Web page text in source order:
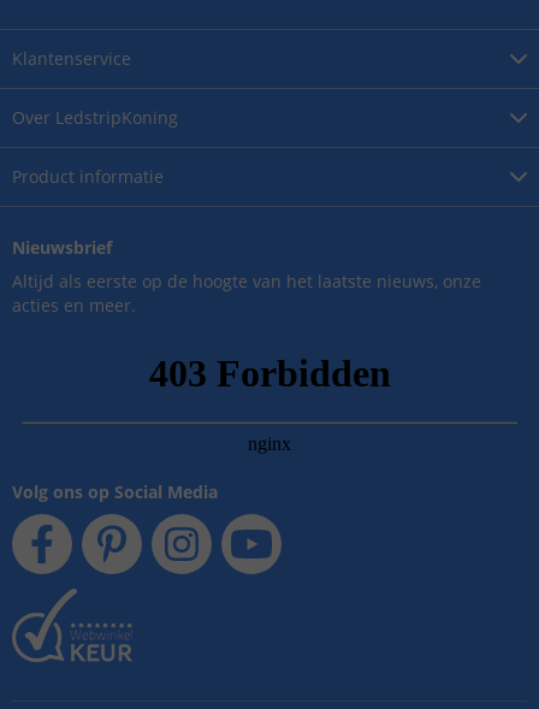
Over LedstripKoning
Product informatie
Klantenservice
Nieuwsbrief
Altijd als eerste op de hoogte van het laatste nieuws, onze
acties en meer.
Volg ons op Social Media